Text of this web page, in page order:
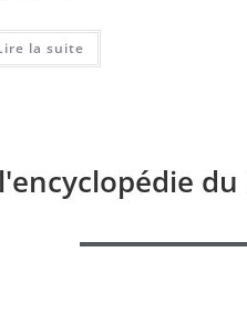
la suite